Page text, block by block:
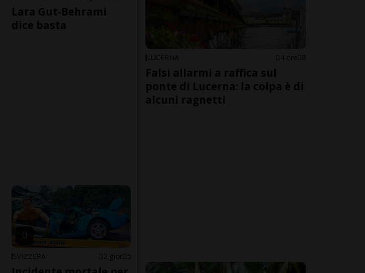
Lara Gut-Behrami
dice basta
SVIZZERA 2 gior 5
LUCERNA 4 ore 8
Falsi allarmi a raffica sul
ponte di Lucerna: la colpa è di
alcuni ragnetti